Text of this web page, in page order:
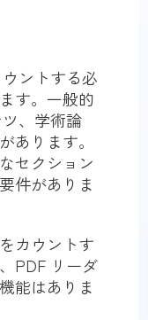
ントする必
す。一般的
、学術論
あります。
セクション
件がありま
カウントす
PDF リーダ
能はありま